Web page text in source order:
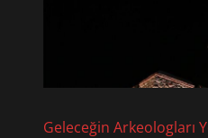
Geleceğin Arkeologları